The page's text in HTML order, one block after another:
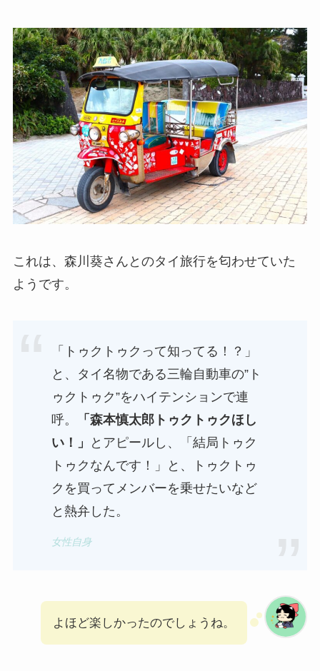
これは、森川葵さんとのタイ旅行を匂わせていた
ようです。
「トゥクトゥクって知ってる！？」
と、タイ名物である三輪自動車の”ト
ゥクトゥク”をハイテンションで連
呼。
「森本慎太郎トゥクトゥクほし
い！」
とアピールし、「結局トゥク
トゥクなんです！」と、トゥクトゥ
クを買ってメンバーを乗せたいなど
と熱弁した。
女性自身
よほど楽しかったのでしょうね。